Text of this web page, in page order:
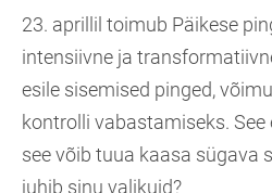
23. aprillil toimub Päikese
intensiivne ja
esile sisemised pinged,
kontrolli vabastamiseks. See
see võib tuua kaasa sügava
juhib sinu valikuid?